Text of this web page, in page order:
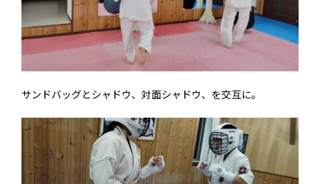
サンドバッグとシャドウ、対面シャドウ、を交互に。